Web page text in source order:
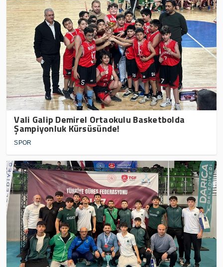
Vali Galip Demirel Ortaokulu Basketbolda
Şampiyonluk Kürsüsünde!
SPOR